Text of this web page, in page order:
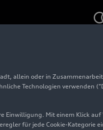
allein oder in
Technologien verwenden
Einwilligung. Mit einem Klick
für jede Cookie-